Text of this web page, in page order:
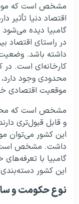
مشخص است که
اقتصاد دنیا تأثیر
گامبیا دیده می‌شود
در راستای اقتصاد
داشته باشد. وضعیت
کارخانه‌ای است. در
محدودی وجود
موقعیت اقتصادی
مشخص است که
و قابل قبول‌تری
این کشور می‌توان
داشت. مشخص است
گامبیا با
این کشور
نوع حکومت و